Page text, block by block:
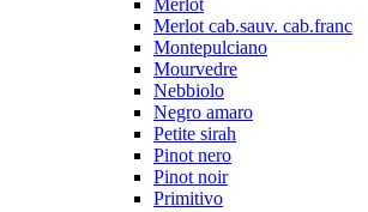
Merlot cab.sauv. cab.franc
Montepulciano
Mourvedre
Nebbiolo
Negro amaro
Petite sirah
Pinot nero
Pinot noir
Primitivo